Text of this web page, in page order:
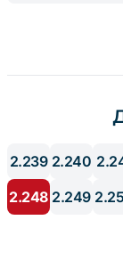
2.239 2.240
2.248 2.249